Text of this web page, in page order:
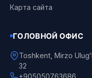
Карта сайта
ГОЛОВНОЙ ОФИС
Toshkent, Mirzo
32
+905050763686